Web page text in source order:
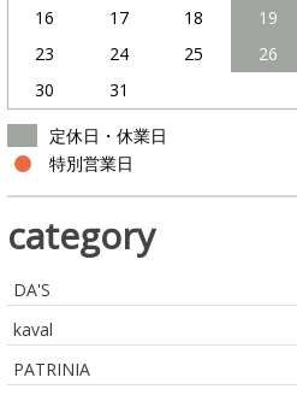
16
17 18 19
23
24 25 26
30
31
定休日・休業日
特別営業日
category
DA'S
kaval
PATRINIA